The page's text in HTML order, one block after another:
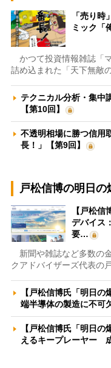
「売り
ミック「
かつて投資情報雑誌「
詰め込まれた「天下無敵
テクニカル分析・集中
【第10回】
不透明相場に勝つ信
長！」【第9回】
戸松信博の明日の
【戸松
デバイス
要…
新聞や雑誌など多数の
クアドバイザーズ代表の
【戸松信博氏「明日
端半導体の製造に不可
【戸松信博氏「明日
えるキープレーヤー